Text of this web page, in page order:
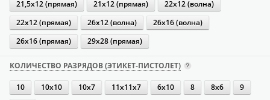
21,5х12 (прямая) 21х12 (прямая)
22х12 (волна)
22х12 (прямая)
26х12 (волна)
26х16 (волна)
26х16 (прямая)
29х28 (прямая)
КОЛИЧЕСТВО РАЗРЯДОВ (ЭТИКЕТ-ПИСТОЛЕТ)
10 10х10 10х7 11х11х7 6х10 8 8х6
9